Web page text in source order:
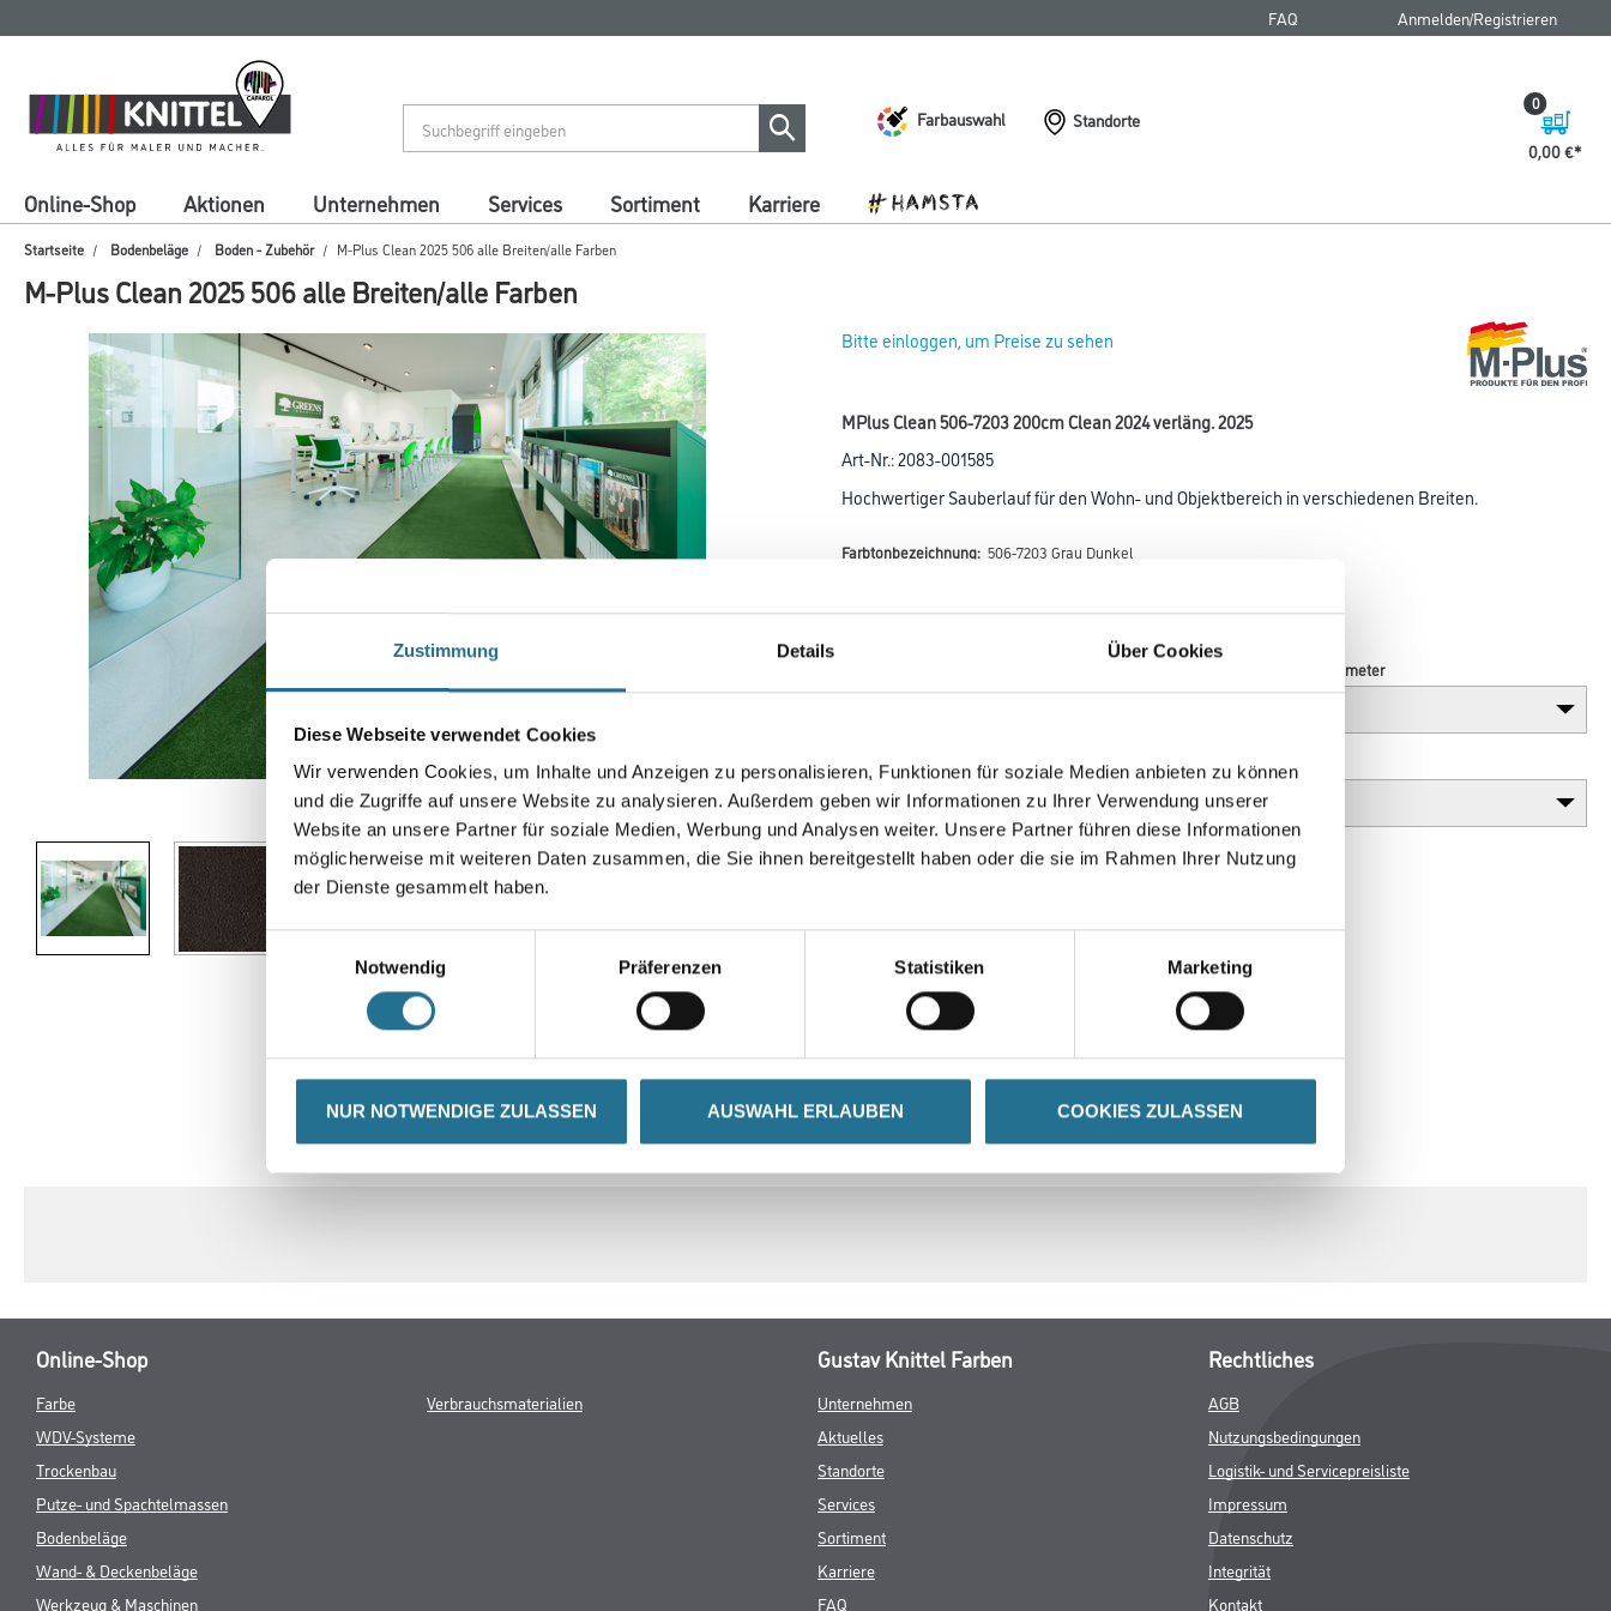
Zustimmung Details Über Cookies
Diese Webseite verwendet Cookies
Wir verwenden Cookies, um Inhalte und Anzeigen zu personalisieren, Funktionen für soziale Medien anbieten zu können
und die Zugriffe auf unsere Website zu analysieren. Außerdem geben wir Informationen zu Ihrer Verwendung unserer
Website an unsere Partner für soziale Medien, Werbung und Analysen weiter. Unsere Partner führen diese Informationen
möglicherweise mit weiteren Daten zusammen, die Sie ihnen bereitgestellt haben oder die sie im Rahmen Ihrer Nutzung
der Dienste gesammelt haben.
Einwilligungsauswahl
Notwendig
Präferenzen Statistiken Marketing
NUR NOTWENDIGE ZULASSEN AUSWAHL ERLAUBEN COOKIES ZULASSEN
springen
springen
FAQ Anmelden/Registrieren
Farbauswahl
Standorte
0,00 €
0
Online-Shop Aktionen Unternehmen Services Sortiment Karriere
Startseite Bodenbeläge Boden - Zubehör M-Plus Clean 2025 506 alle Breiten/alle Farben
M-Plus Clean 2025 506 alle Breiten/alle Farben
Abbildung ähnlich
Bitte einloggen, um Preise zu sehen
MPlus Clean 506-7203 200cm Clean 2024 verläng. 2025
Art-Nr.:2083-001585
Hochwertiger Sauberlauf für den Wohn- und Objektbereich in verschiedenen Breiten.
Farbtonbezeichnung: 506-7203 Grau Dunkel
Länge in centimeter
Breite in centimeter Gebinde
CURRENT
TAB:
PRODUKTEIGENSCHAFTEN GEFAHRENHINWEISE DATENBLÄTTER SPEZIFIKATIONEN
Online-Shop
Farbe
WDV-Systeme
Trockenbau
Putze- und Spachtelmassen
Bodenbeläge
Wand- & Deckenbeläge
Werkzeug & Maschinen
Verbrauchsmaterialien
Gustav Knittel Farben
Unternehmen
Aktuelles
Standorte
Services
Sortiment
Karriere
FAQ
Rechtliches
AGB
Nutzungsbedingungen
Logistik- und Servicepreisliste
Impressum
Datenschutz
Integrität
Kontakt